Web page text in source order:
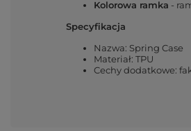
Kolorowa ramka -
Specyfikacja
Nazwa: Spring Case
Materiał: TPU
Cechy dodatkowe: